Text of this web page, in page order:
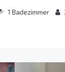
1 Badezimmer